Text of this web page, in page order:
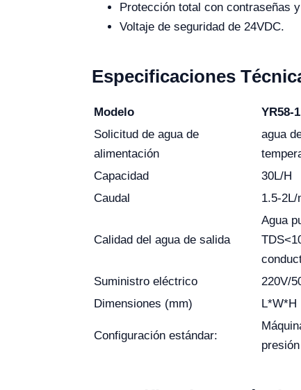
Protección total con contraseñas
Voltaje de seguridad de 24VDC.
Especificaciones
Modelo
YR58-1
Solicitud de agua de
alimentación
agua
Capacidad
30L/H
Caudal
1.5-
Calidad del agua de salida
Agua
Suministro eléctrico
220V/
Dimensiones (mm)
L*W*H
Configuración estándar: